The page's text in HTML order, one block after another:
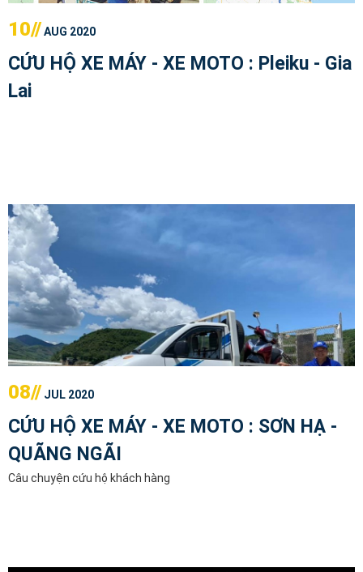
10//AUG 2020
CỨU HỘ XE MÁY - XE MOTO : Pleiku - Gia
Lai
08// JUL 2020
CỨU HỘ XE MÁY - XE MOTO : SƠN HẠ -
QUÃNG NGÃI
Câu chuyện cứu hộ khách hàng